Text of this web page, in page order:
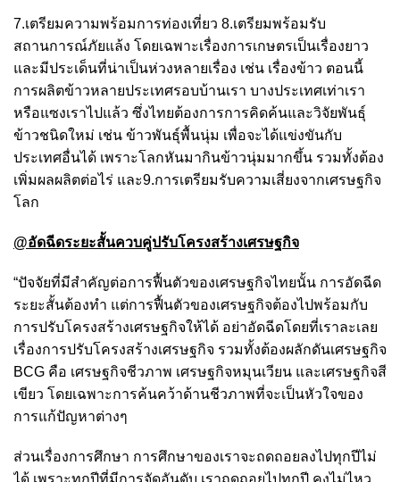
7.เตรียมความพร้อมการท่องเที่ยว 8.เตรียมพร้อมรับ
สถานการณ์ภัยแล้ง โดยเฉพาะเรื่องการเกษตรเป็นเรื่องยาว
และมีประเด็นที่น่าเป็นห่วงหลายเรื่อง เช่น เรื่องข้าว ตอนนี้
การผลิตข้าวหลายประเทศรอบบ้านเรา บางประเทศเท่าเรา
หรือแซงเราไปแล้ว ซึ่งไทยต้องการการคิดค้นและวิจัยพันธุ์
ข้าวชนิดใหม่ เช่น ข้าวพันธุ์พื้นนุ่ม เพื่อจะได้แข่งขันกับ
ประเทศอื่นได้ เพราะโลกหันมากินข้าวนุ่มมากขึ้น รวมทั้งต้อง
เพิ่มผลผลิตต่อไร่ และ9.การเตรียมรับความเสี่ยงจากเศรษฐกิจ
โลก
@อัดฉีดระยะสั้นควบคู่ปรับโครงสร้างเศรษฐกิจ
“ปัจจัยที่มีสำคัญต่อการฟื้นตัวของเศรษฐกิจไทยนั้น การอัดฉีด
ระยะสั้นต้องทำ แต่การฟื้นตัวของเศรษฐกิจต้องไปพร้อมกับ
การปรับโครงสร้างเศรษฐกิจให้ได้ อย่าอัดฉีดโดยที่เราละเลย
เรื่องการปรับโครงสร้างเศรษฐกิจ รวมทั้งต้องผลักดันเศรษฐกิจ
BCG คือ เศรษฐกิจชีวภาพ เศรษฐกิจหมุนเวียน และเศรษฐกิจสี
เขียว โดยเฉพาะการค้นคว้าด้านชีวภาพที่จะเป็นหัวใจของ
การแก้ปัญหาต่างๆ
ส่วนเรื่องการศึกษา การศึกษาของเราจะถดถอยลงไปทุกปีไม่
ได้ เพราะทุกปีที่มีการจัดอันดับ เราถดถอยไปทุกปี คงไม่ไหว